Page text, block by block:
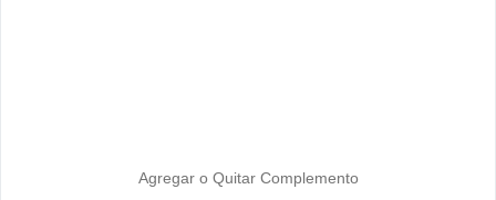
Agregar o Quitar Complemento